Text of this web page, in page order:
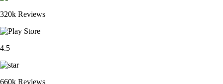
320k Reviews
4.5
660k Reviews